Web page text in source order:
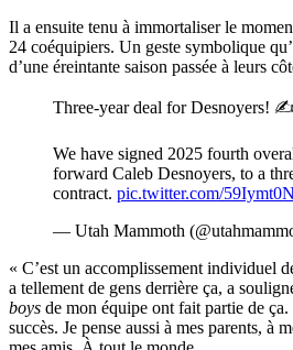
Il a ensuite tenu à immortaliser le
24 coéquipiers. Un geste symbolique
d’une éreintante saison passée à leurs
Three-year deal for Desnoyers! ✍️
We have signed 2025 fourth
forward Caleb Desnoyers, to a
contract. pic.twitter.com/
— Utah Mammoth
« C’est un accomplissement individuel
a tellement de gens derrière ça, a
boys de mon équipe ont fait partie de
succès. Je pense aussi à mes parents, à